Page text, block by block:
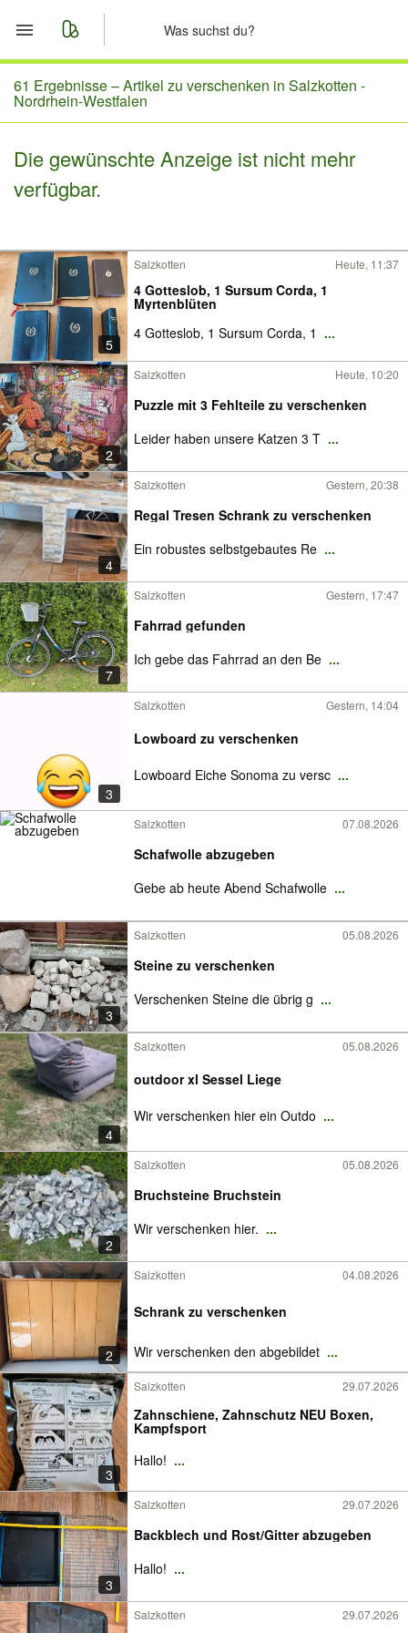
Start
Merkliste
Nachrichten
61 Ergebnisse –Artikel zu verschenken in Salzkotten -
Nordrhein-Westfalen
Die gewünschte Anzeige ist nicht mehr
verfügbar.
5
Salzkotten Heute, 11:37
4 Gotteslob, 1 Sursum Corda, 1
Myrtenblüten
4 Gotteslob, 1 Sursum Corda, 1 ...
2
Salzkotten Heute, 10:20
Puzzle mit 3 Fehlteile zu verschenken
Leider haben unsere Katzen 3 T ...
4
Salzkotten Gestern, 20:38
Regal Tresen Schrank zu verschenken
Ein robustes selbstgebautes Re ...
7
Salzkotten Gestern, 17:47
Fahrrad gefunden
Ich gebe das Fahrrad an den Be ...
3
Salzkotten Gestern, 14:04
Lowboard zu verschenken
Lowboard Eiche Sonoma zu versc ...
Salzkotten 07.08.2026
Schafwolle abzugeben
Gebe ab heute Abend Schafwolle ...
3
Salzkotten 05.08.2026
Steine zu verschenken
Verschenken Steine die übrig g ...
4
Salzkotten 05.08.2026
outdoor xl Sessel Liege
Wir verschenken hier ein Outdo ...
2
Salzkotten 05.08.2026
Bruchsteine Bruchstein
Wir verschenken hier. ...
2
Salzkotten 04.08.2026
Schrank zu verschenken
Wir verschenken den abgebildet ...
3
Salzkotten 29.07.2026
Zahnschiene, Zahnschutz NEU Boxen,
Kampfsport
Hallo! ...
3
Salzkotten 29.07.2026
Backblech und Rost/Gitter abzugeben
Hallo! ...
Salzkotten 29.07.2026